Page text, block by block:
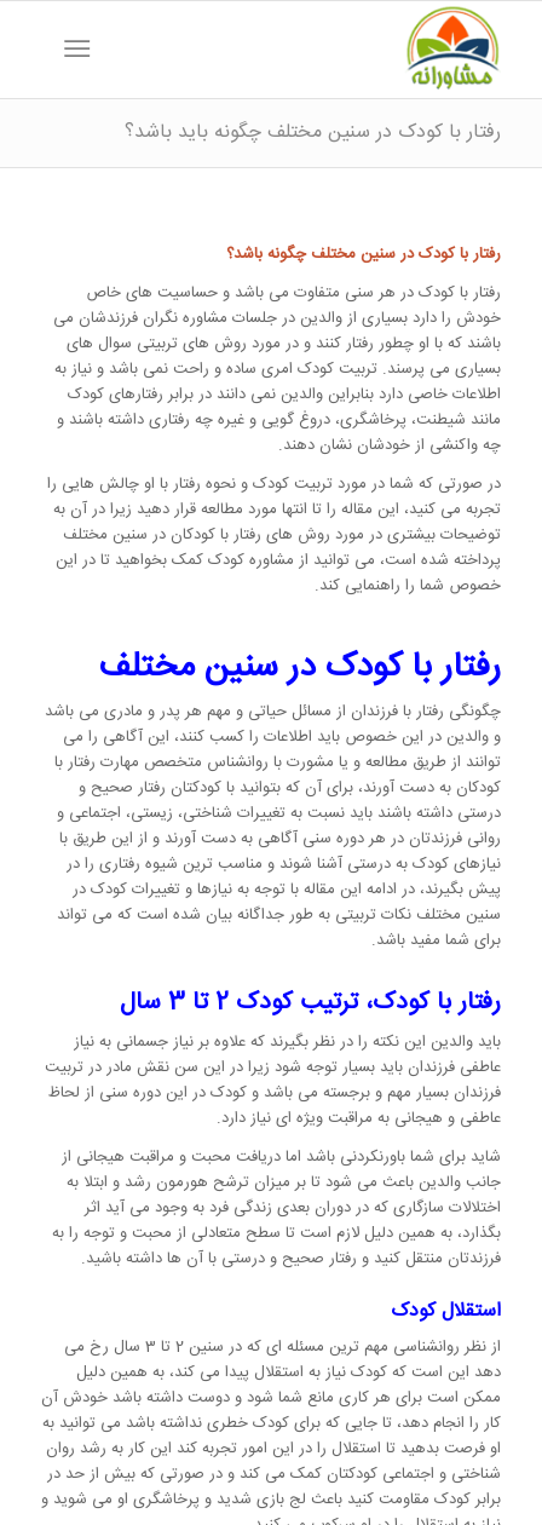
رفتار با کودک در سنین مختلف چگونه باید باشد؟
رفتار با کودک در سنین مختلف چگونه باشد؟
رفتار با کودک در هر سنی متفاوت می باشد و حساسیت های خاص
خودش را دارد بسیاری از والدین در جلسات مشاوره نگران فرزندشان می
باشند که با او چطور رفتار کنند و در مورد روش های تربیتی سوال های
بسیاری می پرسند. تربیت کودک امری ساده و راحت نمی باشد و نیاز به
اطلاعات خاصی دارد بنابراین والدین نمی دانند در برابر رفتارهای کودک
مانند شیطنت، پرخاشگری، دروغ گویی و غیره چه رفتاری داشته باشند و
چه واکنشی از خودشان نشان دهند.
در صورتی که شما در مورد تربیت کودک و نحوه رفتار با او چالش هایی را
تجربه می کنید، این مقاله را تا انتها مورد مطالعه قرار دهید زیرا در آن به
توضیحات بیشتری در مورد روش های رفتار با کودکان در سنین مختلف
پرداخته شده است، می توانید از مشاوره کودک کمک بخواهید تا در این
خصوص شما را راهنمایی کند.
رفتار با کودک در سنین مختلف
چگونگی رفتار با فرزندان از مسائل حیاتی و مهم هر پدر و مادری می باشد
و والدین در این خصوص باید اطلاعات را کسب کنند، این آگاهی را می
توانند از طریق مطالعه و یا مشورت با روانشناس متخصص مهارت رفتار با
کودکان به دست آورند، برای آن که بتوانید با کودکتان رفتار صحیح و
درستی داشته باشند باید نسبت به تغییرات شناختی، زیستی، اجتماعی و
روانی فرزندتان در هر دوره سنی آگاهی به دست آورند و از این طریق با
نیازهای کودک به درستی آشنا شوند و مناسب ترین شیوه رفتاری را در
پیش بگیرند، در ادامه این مقاله با توجه به نیازها و تغییرات کودک در
سنین مختلف نکات تربیتی به طور جداگانه بیان شده است که می تواند
برای شما مفید باشد.
رفتار با کودک، ترتیب کودک 2 تا 3 سال
باید والدین این نکته را در نظر بگیرند که علاوه بر نیاز جسمانی به نیاز
عاطفی فرزندان باید بسیار توجه شود زیرا در این سن نقش مادر در تربیت
فرزندان بسیار مهم و برجسته می باشد و کودک در این دوره سنی از لحاظ
عاطفی و هیجانی به مراقبت ویژه ای نیاز دارد.
شاید برای شما باورنکردنی باشد اما دریافت محبت و مراقبت هیجانی از
جانب والدین باعث می شود تا بر میزان ترشح هورمون رشد و ابتلا به
اختلالات سازگاری که در دوران بعدی زندگی فرد به وجود می آید اثر
بگذارد، به همین دلیل لازم است تا سطح متعادلی از محبت و توجه را به
فرزندتان منتقل کنید و رفتار صحیح و درستی با آن ها داشته باشید.
استقلال کودک
از نظر روانشناسی مهم ترین مسئله ای که در سنین 2 تا 3 سال رخ می
دهد این است که کودک نیاز به استقلال پیدا می کند، به همین دلیل
ممکن است برای هر کاری مانع شما شود و دوست داشته باشد خودش آن
کار را انجام دهد، تا جایی که برای کودک خطری نداشته باشد می توانید به
او فرصت بدهید تا استقلال را در این امور تجربه کند این کار به رشد روان
شناختی و اجتماعی کودکتان کمک می کند و در صورتی که بیش از حد در
برابر کودک مقاومت کنید باعث لج بازی شدید و پرخاشگری او می شوید و